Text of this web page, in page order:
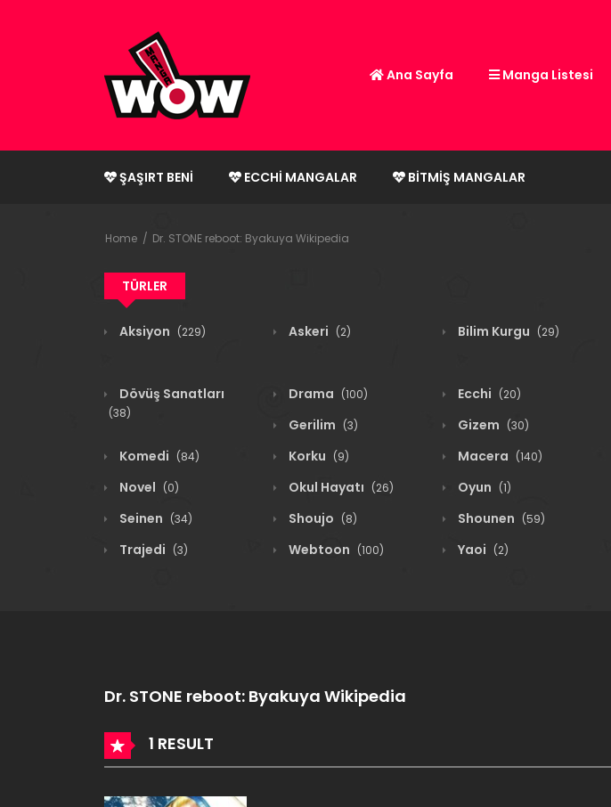
Ana Sayfa Manga Listesi
ŞAŞIRT BENI ECCHI MANGALAR BITMIŞ MANGALAR
Home Dr. STONE reboot: Byakuya Wikipedia
TÜRLER
Aksiyon (229) Askeri (2) Bilim Kurgu (29)
Dövüş Sanatları
(38)
Drama (100) Ecchi (20)
Gerilim (3) Gizem (30)
Komedi (84) Korku (9) Macera (140)
Novel (0) Okul Hayatı (26) Oyun (1)
Seinen (34) Shoujo (8) Shounen (59)
Trajedi (3) Webtoon (100) Yaoi (2)
Dr. STONE reboot: Byakuya Wikipedia
1 RESULT